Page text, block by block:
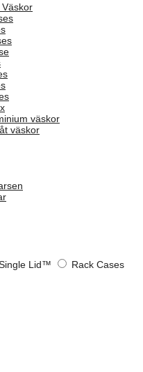
Väskor
väskor
väskor
Lid™
Rack Cases